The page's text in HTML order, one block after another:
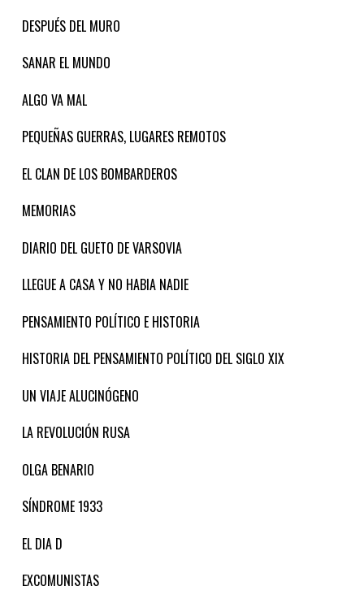
DESPUÉS DEL MURO
SANAR EL MUNDO
ALGO VA MAL
PEQUEÑAS GUERRAS, LUGARES REMOTOS
EL CLAN DE LOS BOMBARDEROS
MEMORIAS
DIARIO DEL GUETO DE VARSOVIA
LLEGUE A CASA Y NO HABIA NADIE
PENSAMIENTO POLÍTICO E HISTORIA
HISTORIA DEL PENSAMIENTO POLÍTICO DEL SIGLO XIX
UN VIAJE ALUCINÓGENO
LA REVOLUCIÓN RUSA
OLGA BENARIO
SÍNDROME 1933
EL DIA D
EXCOMUNISTAS